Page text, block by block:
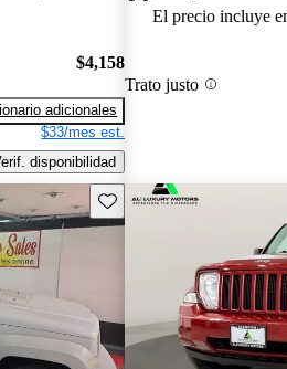
$4,158
adicionales
$33/mes est.
disponibilidad
El precio incluye
Trato justo
Guarda este Aviso